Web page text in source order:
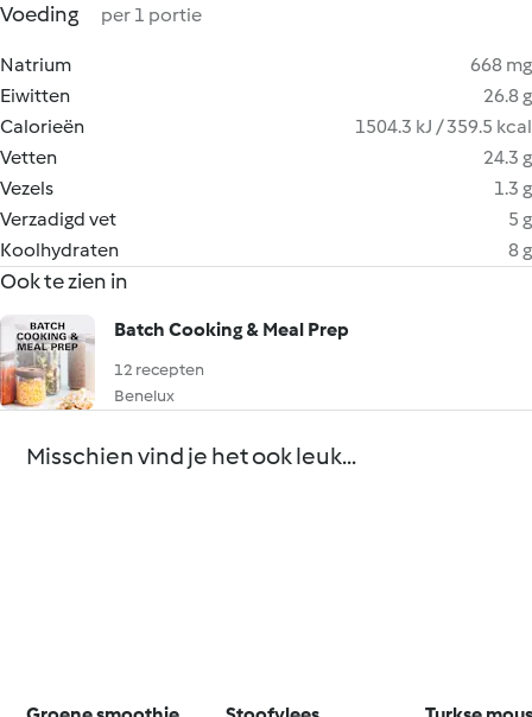
Voeding per 1 portie
Natrium
668 mg
Eiwitten
26.8 g
Calorieën
1504.3 kJ / 359.5 kcal
Vetten
24.3 g
Vezels
1.3 g
Verzadigd vet
5 g
Koolhydraten
8 g
Ook te zien in
Batch Cooking & Meal Prep
12 recepten
Benelux
Misschien vind je het ook leuk...